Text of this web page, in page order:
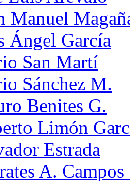
Manuel
Ángel García
San Martí
Sánchez M.
Benites G.
Limón
Estrada
A.